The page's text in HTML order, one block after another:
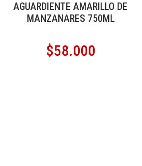
AGUARDIENTE AMARILLO DE
MANZANARES 750ML
$58.000